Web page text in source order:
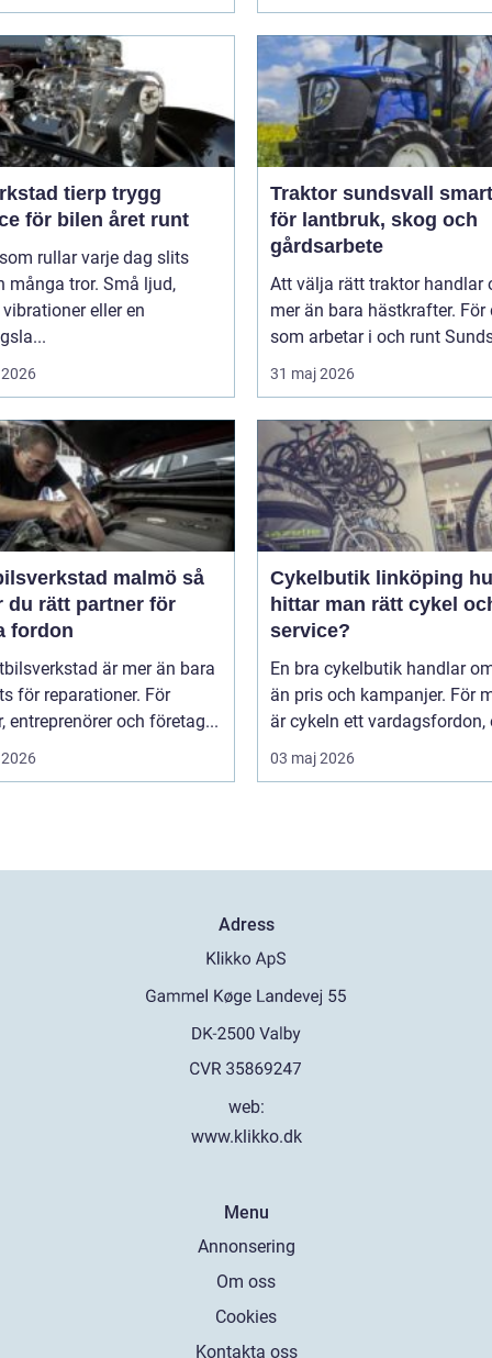
tierp trygg
för bilen året runt
rullar varje dag slits
många tror. Små ljud,
eller en
Traktor sundsvall smarta val
för lantbruk, skog och
gårdsarbete
Att välja rätt traktor handlar
mer än bara hästkrafter. För
som arbetar i och runt
31 maj 2026
malmö så
du rätt partner för
fordon
är mer än bara
för reparationer. För
entreprenörer och företag...
Cykelbutik linköping hur
hittar man rätt cykel
service?
En bra cykelbutik handlar
än pris och kampanjer. För
är cykeln ett vardagsfordon,
03 maj 2026
Adress
web:
www.klikko.dk
Menu
Annonsering
Om oss
Cookies
Kontakta oss